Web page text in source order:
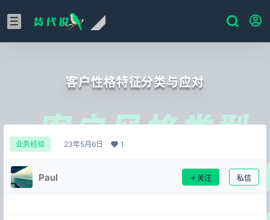
客户性格特征分类与应对
业务经验 23年5月6日 1
Paul 关注 私信